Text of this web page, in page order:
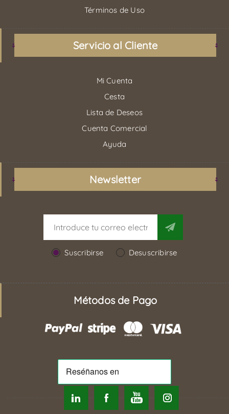
Términos de Uso
Servicio al Cliente
Mi Cuenta
Cesta
Lista de Deseos
Cuenta Comercial
Ayuda
Newsletter
Suscribirse Desuscribirse
Métodos de Pago